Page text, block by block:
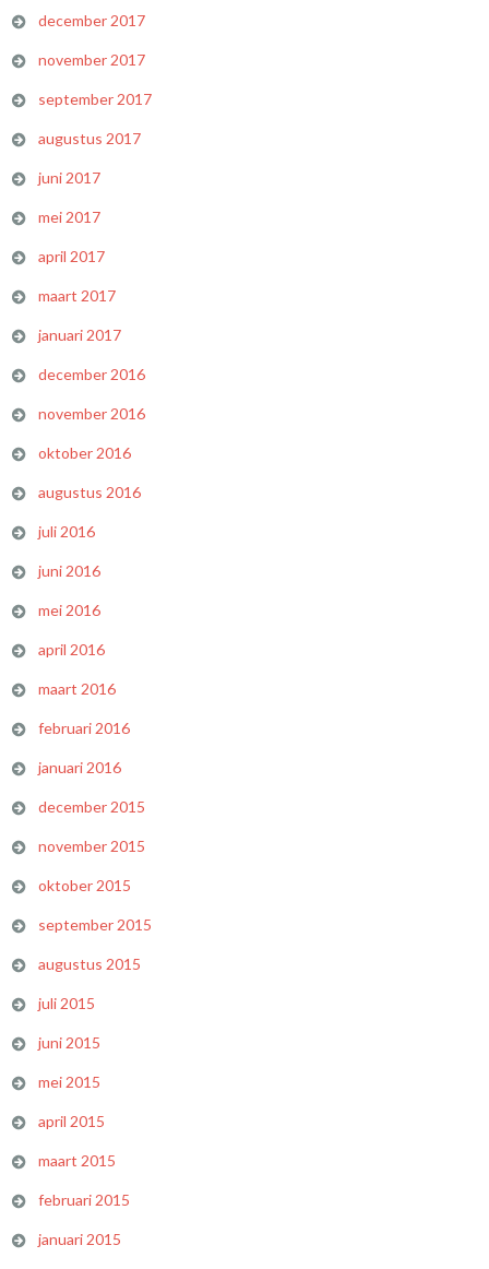
december 2017
november 2017
september 2017
augustus 2017
juni 2017
mei 2017
april 2017
maart 2017
januari 2017
december 2016
november 2016
oktober 2016
augustus 2016
juli 2016
juni 2016
mei 2016
april 2016
maart 2016
februari 2016
januari 2016
december 2015
november 2015
oktober 2015
september 2015
augustus 2015
juli 2015
juni 2015
mei 2015
april 2015
maart 2015
februari 2015
januari 2015